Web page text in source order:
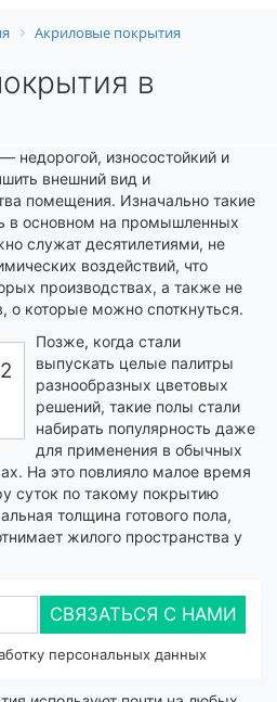
Акриловые покрытия
в
недорогой, износостойкий и
внешний вид и
помещения. Изначально такие
в основном на промышленных
служат десятилетиями, не
воздействий, что
производствах, а также не
о которые можно споткнуться.
2
Позже, когда стали
выпускать целые палитры
разнообразных цветовых
решений, такие полы стали
набирать популярность даже
для применения в обычных
На это повлияло малое время
суток по такому покрытию
толщина готового пола,
жилого пространства у
СВЯЗАТЬСЯ С НАМИ
персональных данных